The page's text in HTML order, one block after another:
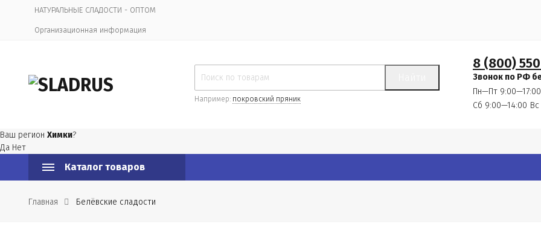
НАТУРАЛЬНЫЕ СЛАДОСТИ - ОПТОМ
Организационная информация
Например: покровский пряник
8 (800)
Звонок по РФ
Пн—Пт 9:00—17:00
Сб 9:00—14:00
Ваш регион Химки?
Да Нет
Каталог товаров
Главная Белёвские сладости